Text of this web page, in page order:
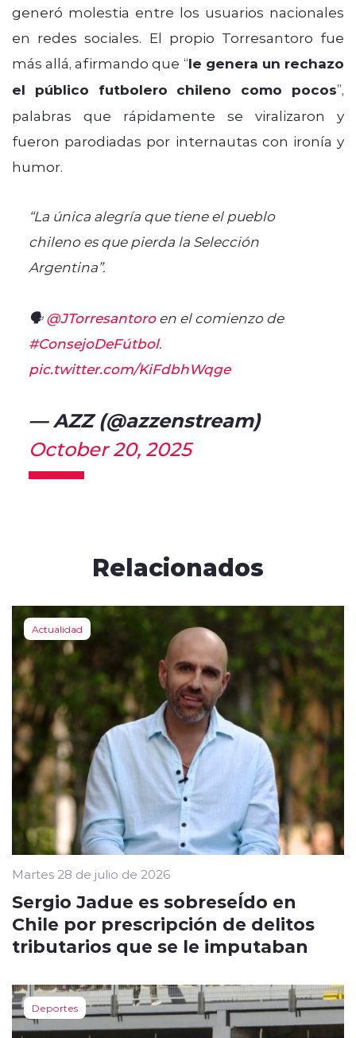
generó molestia entre los usuarios nacionales
en redes sociales. El propio Torresantoro fue
más allá, afirmando que “le genera un rechazo
el público futbolero chileno como pocos”,
palabras que rápidamente se viralizaron y
fueron parodiadas por internautas con ironía y
humor.
“La única alegría que tiene el pueblo
chileno es que pierda la Selección
Argentina”.
🗣️@JTorresantoroen el comienzo de
#ConsejoDeFútbol.
pic.twitter.com/KiFdbhWqge
— AZZ (@azzenstream)
October 20, 2025
Relacionados
Actualidad
Martes 28 de julio de 2026
Sergio Jadue es sobreseÍdo en
Chile por prescripción de delitos
tributarios que se le imputaban
Deportes